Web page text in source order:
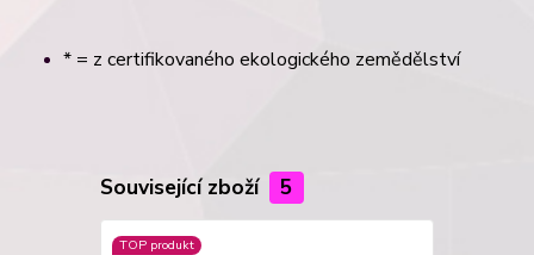
* = z certifikovaného ekologického zemědělství
Související zboží 5
TOP produkt